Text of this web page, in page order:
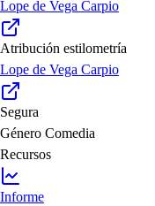
Lope de Vega Carpio
Atribución estilometría
Lope de Vega Carpio
Segura
Género Comedia
Recursos
Informe